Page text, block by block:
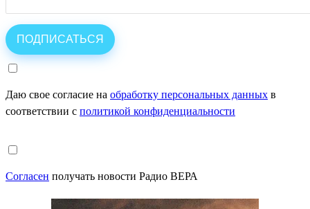
Даю свое согласие на обработку персональных данных в
соответствии с политикой конфиденциальности
Согласен получать новости Радио ВЕРА